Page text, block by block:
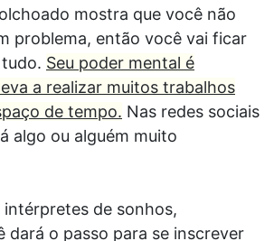
mostra que você não
problema, então você vai ficar
Seu poder mental é
a realizar muitos trabalhos
de tempo. Nas redes sociais
algo ou alguém muito
de sonhos,
dará o passo para se inscrever